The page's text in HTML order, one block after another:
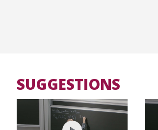
SUGGESTIONS